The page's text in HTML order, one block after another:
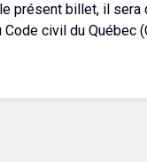
présent billet, il
Code civil du Québec